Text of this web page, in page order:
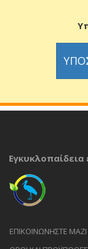
Εγκυκλοπαίδεια
ΕΠΙΚΟΙΝΩΝΉΣΤΕ